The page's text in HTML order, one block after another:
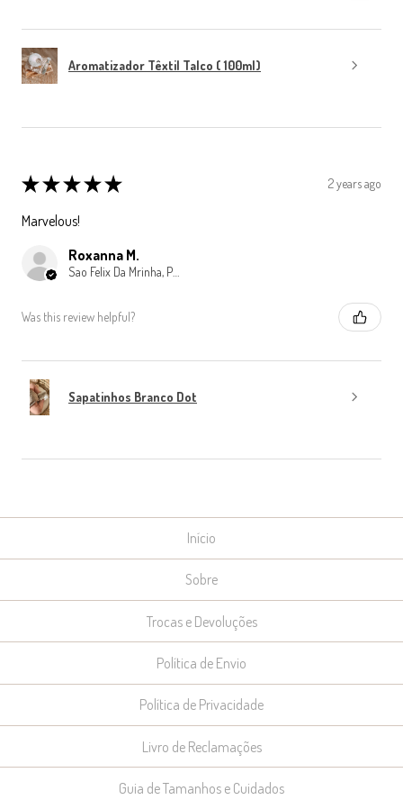
Aromatizador Têxtil Talco ( 100ml)
★★★★★ 2 years ago
Marvelous!
Roxanna M.
Was this review helpful?
Sapatinhos Branco Dot
Início
Sobre
Trocas e Devoluções
Política de Envio
Política de Privacidade
Livro de Reclamações
Guia de Tamanhos e Cuidados